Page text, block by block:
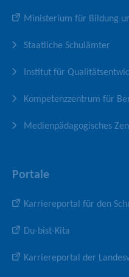
e
Ministerium für Bildung
Staatliche Schulämter
Institut für
Kompetenzzentrum für
Medienpädagogisches
Portale
Karriereportal für den
Du-bist-Kita
Karriereportal der